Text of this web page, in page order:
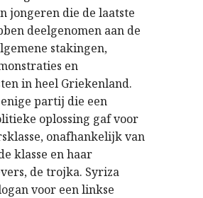
jongeren die de laatste
deelgenomen aan de
stakingen,
en
in heel Griekenland.
partij die een
oplossing gaf voor
onafhankelijk van
klasse en haar
de trojka. Syriza
voor een linkse